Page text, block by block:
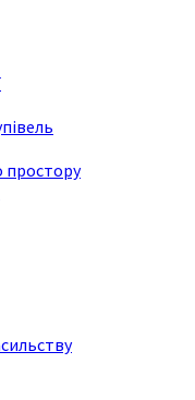
простору